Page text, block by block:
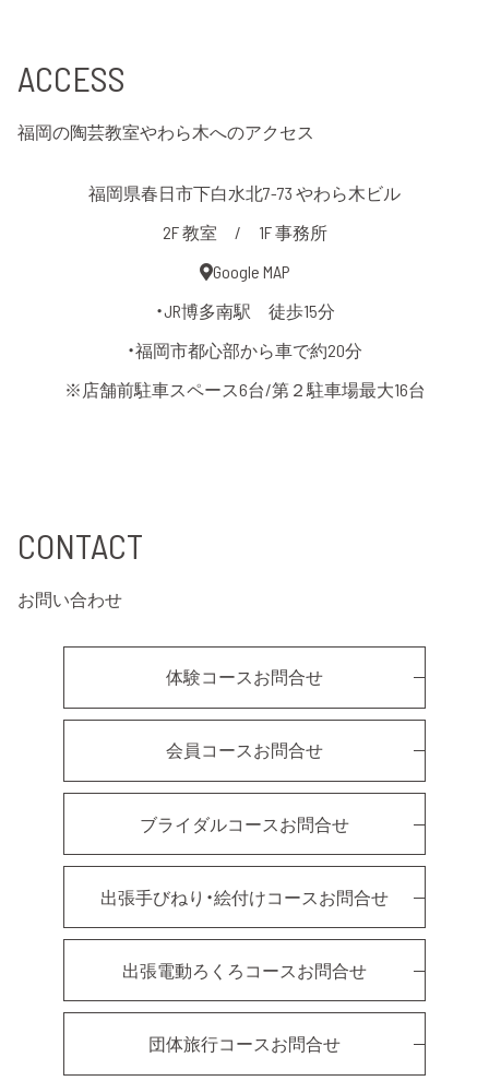
ACCESS
福岡の陶芸教室やわら木へのアクセス
福岡県春日市下白水北7-73 やわら木ビル
2F 教室 / 1F 事務所
Google MAP
・JR博多南駅 徒歩15分
・福岡市都心部から車で約20分
※店舗前駐車スペース6台/第２駐車場最大16台
CONTACT
お問い合わせ
体験コースお問合せ
会員コースお問合せ
ブライダルコースお問合せ
出張手びねり・絵付けコースお問合せ
出張電動ろくろコースお問合せ
団体旅行コースお問合せ